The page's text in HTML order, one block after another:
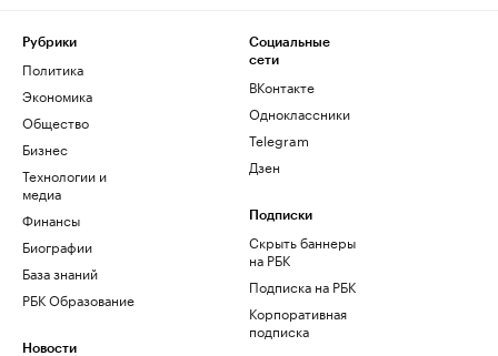
Рубрики
Политика
Экономика
Общество
Бизнес
Технологии и
медиа
Финансы
Биографии
База знаний
РБК Образование
Новости
Социальные
сети
ВКонтакте
Одноклассники
Telegram
Дзен
Подписки
Скрыть баннеры
на РБК
Подписка на РБК
Корпоративная
подписка